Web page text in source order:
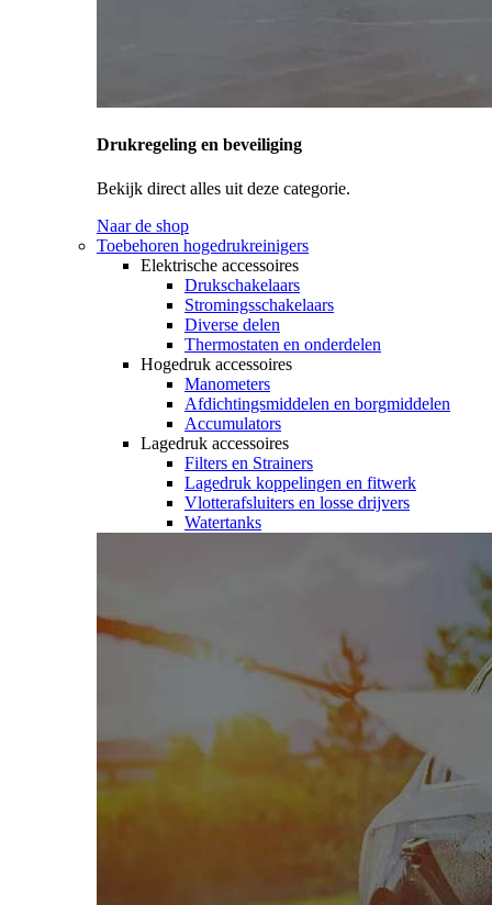
Drukregeling en beveiliging
Bekijk direct alles uit deze categorie.
Naar de shop
Toebehoren hogedrukreinigers
Elektrische accessoires
Drukschakelaars
Stromingsschakelaars
Diverse delen
Thermostaten en onderdelen
Hogedruk accessoires
Manometers
Afdichtingsmiddelen en borgmiddelen
Accumulators
Lagedruk accessoires
Filters en Strainers
Lagedruk koppelingen en fitwerk
Vlotterafsluiters en losse drijvers
Watertanks